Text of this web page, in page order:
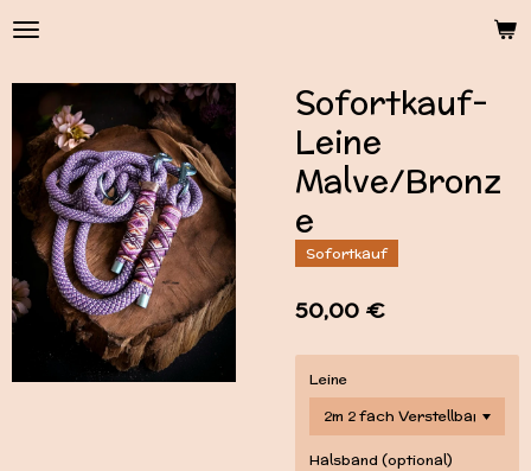
Zum
Hauptinhalt
Sofortkauf-
Leine
Malve/Bronz
e
Sofortkauf
50,00 €
Leine
Halsband (optional)